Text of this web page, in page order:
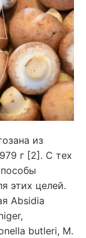
из
г [2]. С тех
этих целей.
Absidia
butleri, M.